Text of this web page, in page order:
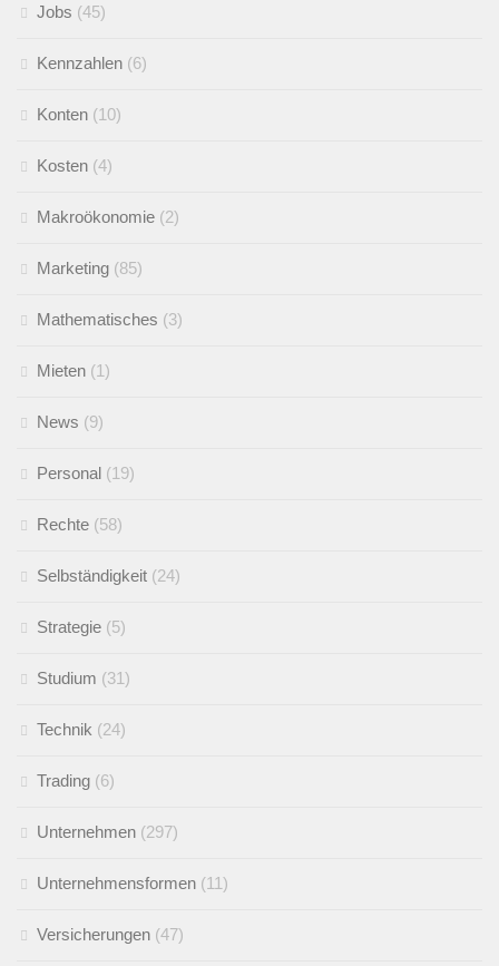
Jobs (45)
Kennzahlen (6)
Konten (10)
Kosten (4)
Makroökonomie (2)
Marketing (85)
Mathematisches (3)
Mieten (1)
News (9)
Personal (19)
Rechte (58)
Selbständigkeit (24)
Strategie (5)
Studium (31)
Technik (24)
Trading (6)
Unternehmen (297)
Unternehmensformen (11)
Versicherungen (47)